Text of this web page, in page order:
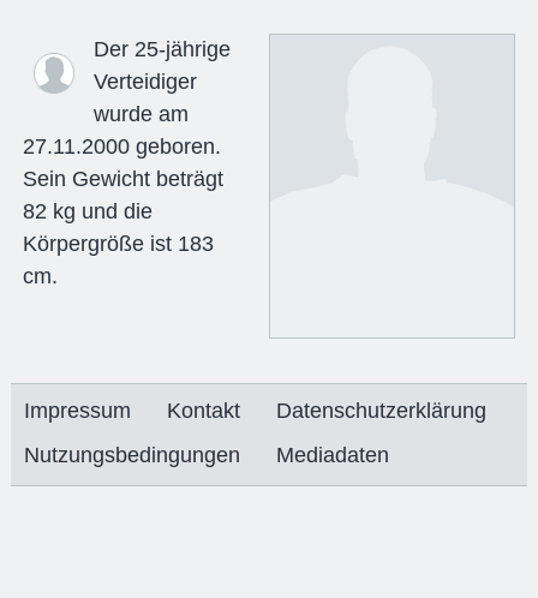
Der 25-jährige
Verteidiger
wurde am
27.11.2000 geboren.
Sein Gewicht beträgt
82 kg und die
Körpergröße ist 183
cm.
Impressum Kontakt
Datenschutzerklärung
Nutzungsbedingungen
Mediadaten